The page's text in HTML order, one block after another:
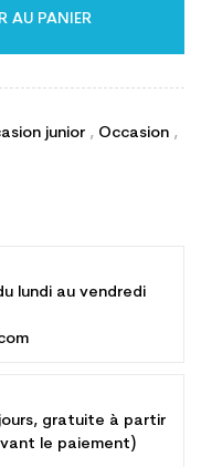
AU PANIER
junior , Occasion ,
lundi au vendredi
jours, gratuite à partir
le paiement)